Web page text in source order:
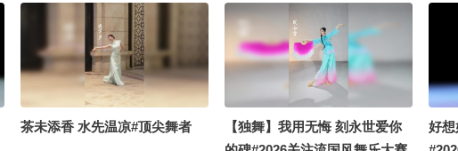
茶未添香 水先温凉#顶尖舞者
【独舞】我用无悔 刻永世爱你
好